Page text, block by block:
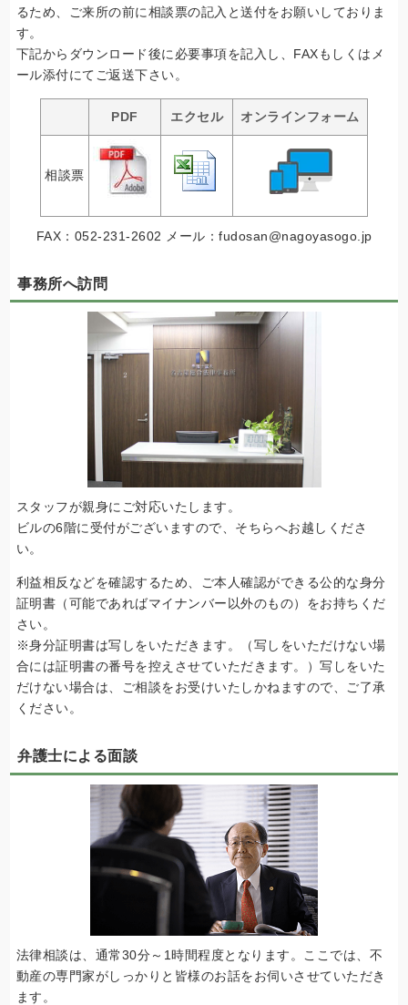
るため、ご来所の前に相談票の記入と送付をお願いしておりま
す。
下記からダウンロード後に必要事項を記入し、FAXもしくはメ
ール添付にてご返送下さい。
PDF エクセル オンラインフォーム
相談票
FAX：052-231-2602 メール：fudosan@nagoyasogo.jp
事務所へ訪問
スタッフが親身にご対応いたします。
ビルの6階に受付がございますので、そちらへお越しくださ
い。
利益相反などを確認するため、ご本人確認ができる公的な身分
証明書（可能であればマイナンバー以外のもの）をお持ちくだ
さい。
※身分証明書は写しをいただきます。（写しをいただけない場
合には証明書の番号を控えさせていただきます。）写しをいた
だけない場合は、ご相談をお受けいたしかねますので、ご了承
ください。
弁護士による面談
法律相談は、通常30分～1時間程度となります。ここでは、不
動産の専門家がしっかりと皆様のお話をお伺いさせていただき
ます。